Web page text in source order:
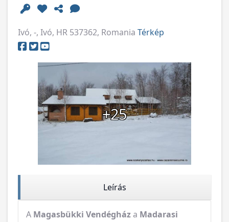
Ivó, -, Ivó, HR 537362, Romania Térkép
+25
Leírás
A Magasbükki Vendégháza Madarasi